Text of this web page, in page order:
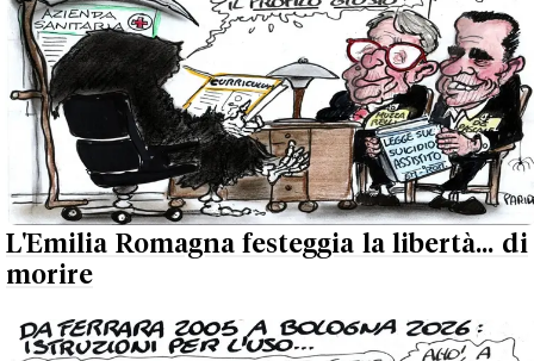
L'Emilia Romagna festeggia la libertà... di
morire